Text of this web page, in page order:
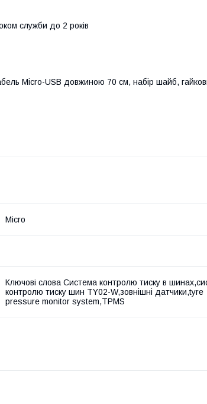
служби до 2 років
Micro-USB довжиною 70 см, набір шайб,
Micro
Ключові слова Система контролю тиску в
контролю тиску шин TY02-W,зовнішні датчики,tyre
pressure monitor system,TPMS